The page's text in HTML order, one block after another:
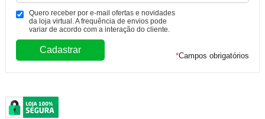
Quero receber por e-mail ofertas e novidades
da loja virtual. A frequência de envios pode
variar de acordo com a interação do cliente.
*Campos obrigatórios